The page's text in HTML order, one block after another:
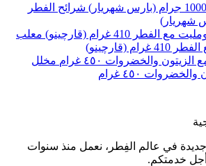
شرائح الفطر
معلب
(قارچينو)
مخلل
٤٥٠ غرام
جديدة في عالم الفِطر، نعمل منذ سنوات
خدمتكم.